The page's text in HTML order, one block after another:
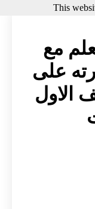
مع
على
الاول
This